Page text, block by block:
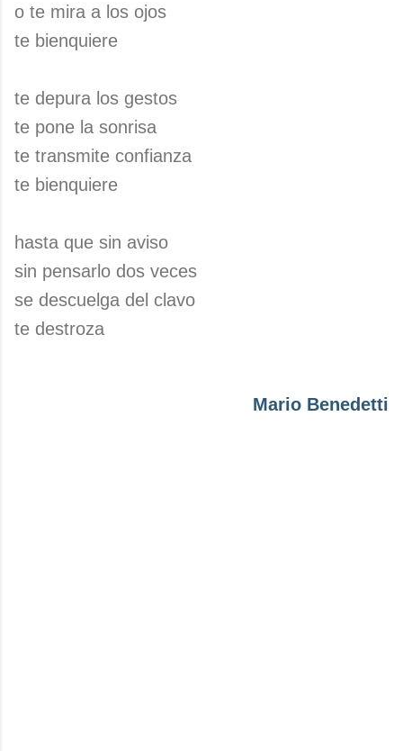
o te mira a los ojos
te bienquiere
te depura los gestos
te pone la sonrisa
te transmite confianza
te bienquiere
hasta que sin aviso
sin pensarlo dos veces
se descuelga del clavo
te destroza
Mario Benedetti